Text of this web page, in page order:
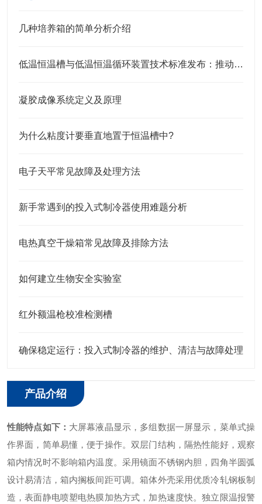
几种培养箱的简单分析介绍
低温恒温槽与低温恒温循环装置技术标准发布：推动行业规范化与高质量发展
凝胶成像系统定义及原理
为什么粘度计要垂直地置于恒温槽中?
电子天平常见故障及处理方法
新手常遇到的投入式制冷器使用难题分析
电热真空干燥箱常见故障及排除方法
如何建立生物安全实验室
红外额温枪校准检测槽
确保稳定运行：投入式制冷器的维护、清洁与故障处理
产品介绍
性能特点如下： 大屏幕液晶显示，多组数据一屏显示，菜单式操
作界面，简单易懂，便于操作。 双层门结构，隔热性能好，观察
箱内情况时不影响箱内温度。 采用镜面不锈钢内胆，四角半圆弧
设计易清洁，箱内搁板间距可调。箱体外壳采用优质冷轧钢板制
造，表面静电喷塑电热膜加热方式，加热速度快。独立限温报警